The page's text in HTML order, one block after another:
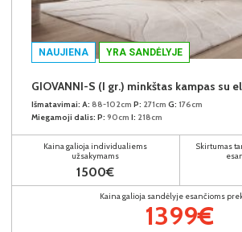
NAUJIENA YRA SANDĖLYJE
Išmatavimai: A: 88-102cm P: 271cm G: 176cm
Miegamoji dalis: P: 90cm I: 218cm
Kaina galioja individualiems
užsakymams
1500€
Skirtumas
Kaina galioja sandėlyje esančioms
1399€